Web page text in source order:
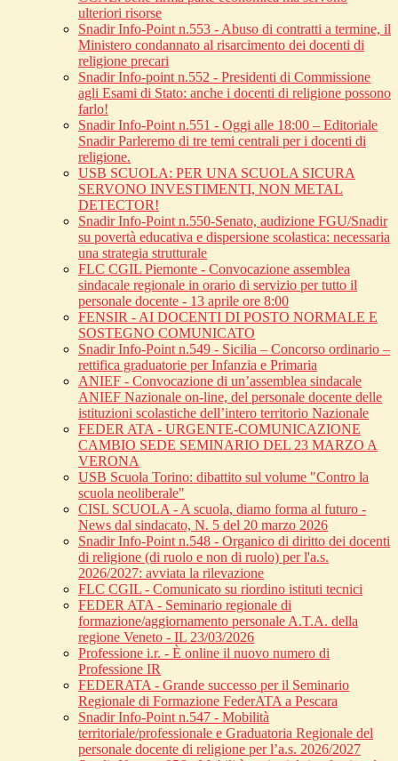
ulteriori risorse
Snadir Info-Point n.553 - Abuso di contratti a termine, il
Ministero condannato al risarcimento dei docenti di
religione precari
Snadir Info-point n.552 - Presidenti di Commissione
agli Esami di Stato: anche i docenti di religione possono
farlo!
Snadir Info-Point n.551 - Oggi alle 18:00 – Editoriale
Snadir Parleremo di tre temi centrali per i docenti di
religione.
USB SCUOLA: PER UNA SCUOLA SICURA
SERVONO INVESTIMENTI, NON METAL
DETECTOR!
Snadir Info-Point n.550-Senato, audizione FGU/Snadir
su povertà educativa e dispersione scolastica: necessaria
una strategia strutturale
FLC CGIL Piemonte - Convocazione assemblea
sindacale regionale in orario di servizio per tutto il
personale docente - 13 aprile ore 8:00
FENSIR - AI DOCENTI DI POSTO NORMALE E
SOSTEGNO COMUNICATO
Snadir Info-Point n.549 - Sicilia – Concorso ordinario –
rettifica graduatorie per Infanzia e Primaria
ANIEF - Convocazione di un’assemblea sindacale
ANIEF Nazionale on-line, del personale docente delle
istituzioni scolastiche dell’intero territorio Nazionale
FEDER ATA - URGENTE-COMUNICAZIONE
CAMBIO SEDE SEMINARIO DEL 23 MARZO A
VERONA
USB Scuola Torino: dibattito sul volume "Contro la
scuola neoliberale"
CISL SCUOLA - A scuola, diamo forma al futuro -
News dal sindacato, N. 5 del 20 marzo 2026
Snadir Info-Point n.548 - Organico di diritto dei docenti
di religione (di ruolo e non di ruolo) per l'a.s.
2026/2027: avviata la rilevazione
FLC CGIL - Comunicato su riordino istituti tecnici
FEDER ATA - Seminario regionale di
formazione/aggiornamento personale A.T.A. della
regione Veneto - IL 23/03/2026
Professione i.r. - È online il nuovo numero di
Professione IR
FEDERATA - Grande successo per il Seminario
Regionale di Formazione FederATA a Pescara
Snadir Info-Point n.547 - Mobilità
territoriale/professionale e Graduatoria Regionale del
personale docente di religione per l’a.s. 2026/2027